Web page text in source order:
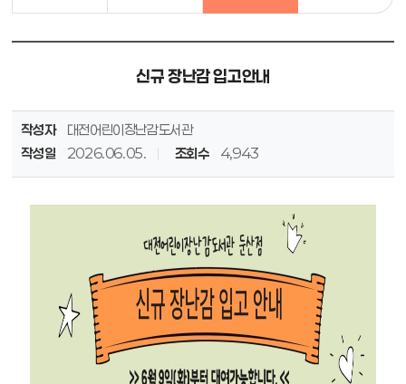
신규 장난감 입고안내
작성자
대전어린이장난감도서관
작성일
2026.06.05. 조회수 4,943